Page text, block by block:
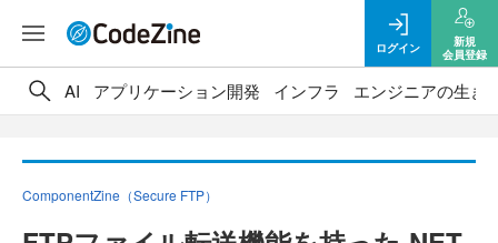
ログイン
新規
会員登録
AI アプリケーション開発 インフラ エンジニアの生き
ComponentZine（Secure FTP）